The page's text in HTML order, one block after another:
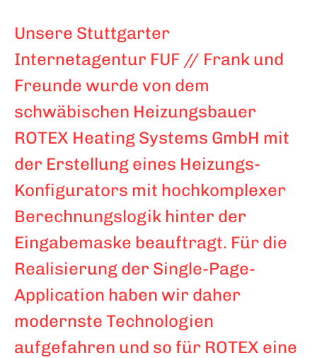
Unsere Stuttgarter
Internetagentur FUF // Frank und
Freunde wurde von dem
schwäbischen Heizungsbauer
ROTEX Heating Systems GmbH mit
der Erstellung eines Heizungs-
Konfigurators mit hochkomplexer
Berechnungslogik hinter der
Eingabemaske beauftragt. Für die
Realisierung der Single-Page-
Application haben wir daher
modernste Technologien
aufgefahren und so für ROTEX eine